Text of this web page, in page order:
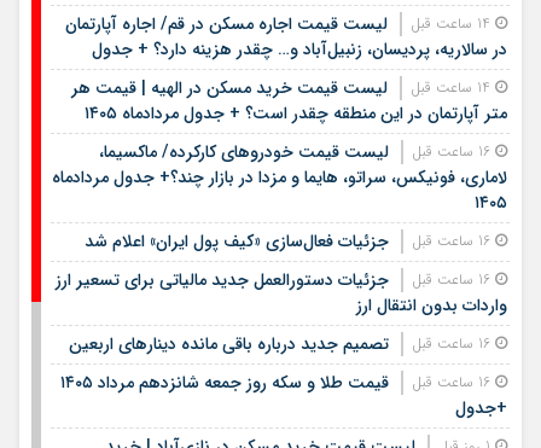
لیست قیمت اجاره مسکن در قم/ اجاره آپارتمان
در سالاریه، پردیسان، زنبیل‌آباد و… چقدر هزینه دارد؟ + جدول
لیست قیمت خرید مسکن در الهیه | قیمت هر
متر آپارتمان در این منطقه چقدر است؟ + جدول مردادماه ۱۴۰۵
لیست قیمت خودروهای کارکرده/ ماکسیما،
لاماری، فونیکس، سراتو، هایما و مزدا در بازار چند؟+ جدول مردادماه
۱۴۰۵
جزئیات فعال‌سازی «کیف پول ایران» اعلام شد
جزئیات دستورالعمل جدید مالیاتی برای تسعیر ارز
واردات بدون انتقال ارز
تصمیم جدید درباره باقی مانده دینارهای اربعین
قیمت طلا و سکه روز جمعه شانزدهم مرداد ۱۴۰۵
+جدول